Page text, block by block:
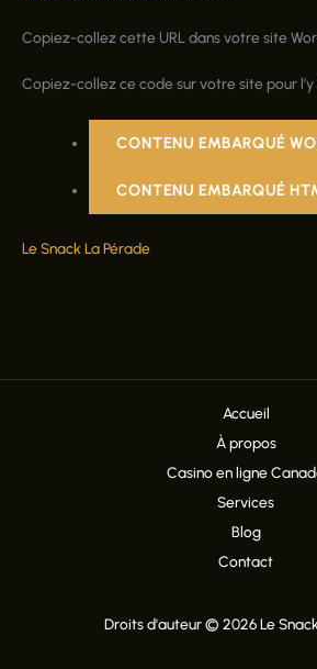
Copiez-collez cette URL dans votre site
Copiez-collez ce code sur votre site pour
CONTENU EMBARQUÉ
CONTENU EMBARQUÉ
Le Snack La Pérade
Accueil
À propos
Casino en ligne
Services
Blog
Contact
Droits d'auteur © 2026 Le